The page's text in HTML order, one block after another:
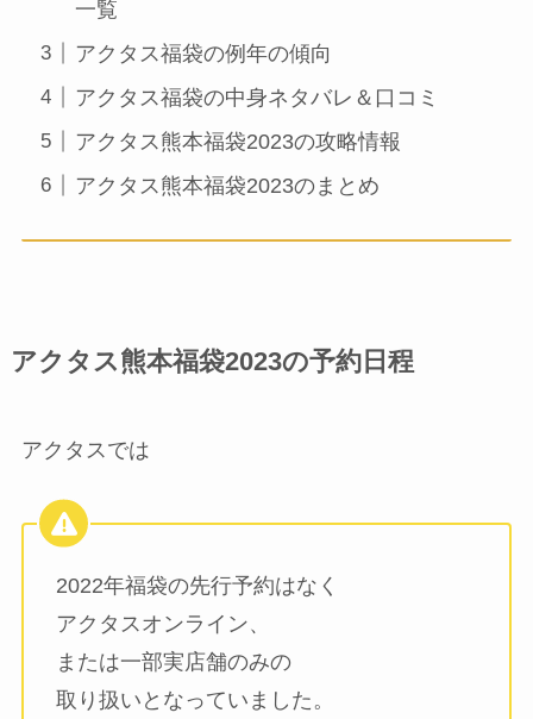
一覧
アクタス福袋の例年の傾向
アクタス福袋の中身ネタバレ＆口コミ
アクタス熊本福袋2023の攻略情報
アクタス熊本福袋2023のまとめ
アクタス熊本福袋2023の予約日程
アクタスでは
2022年福袋の先行予約はなく
アクタスオンライン、
または一部実店舗のみの
取り扱いとなっていました。